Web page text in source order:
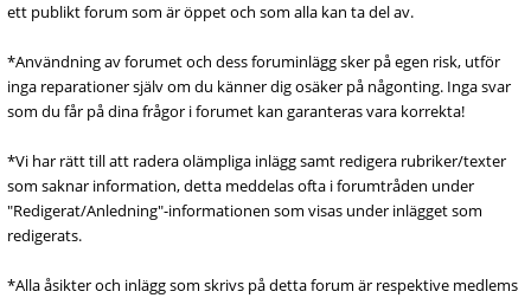
ett publikt forum som är öppet och som alla kan ta del av.
*Användning av forumet och dess foruminlägg sker på egen risk, utför
inga reparationer själv om du känner dig osäker på någonting. Inga svar
som du får på dina frågor i forumet kan garanteras vara korrekta!
*Vi har rätt till att radera olämpliga inlägg samt redigera rubriker/texter
som saknar information, detta meddelas ofta i forumtråden under
"Redigerat/Anledning"-informationen som visas under inlägget som
redigerats.
*Alla åsikter och inlägg som skrivs på detta forum är respektive medlems